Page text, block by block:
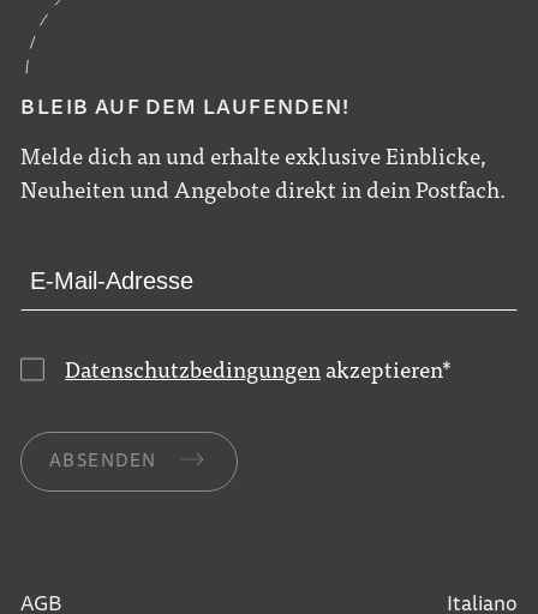
BLEIB AUF DEM LAUFENDEN!
Melde dich an und erhalte exklusive Einblicke,
Neuheiten und Angebote direkt in dein Postfach.
Datenschutzbedingungen akzeptieren*
ABSENDEN
AGB Italiano